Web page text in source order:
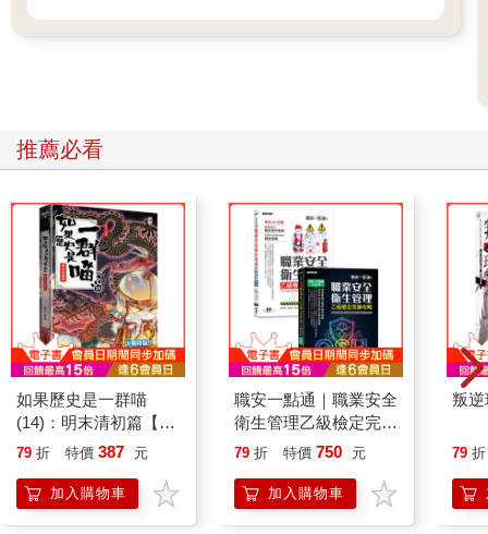
推薦必看
如果歷史是一群喵
(14)：明末清初篇【萌
貓漫畫學歷史】
79 折 特價 387 元
加入購物車
職安一點通｜職業安全
衛生管理乙級檢定完勝
攻略｜2026版(套書)
79 折 特價 750 元
加入購物車
叛逆
79 折